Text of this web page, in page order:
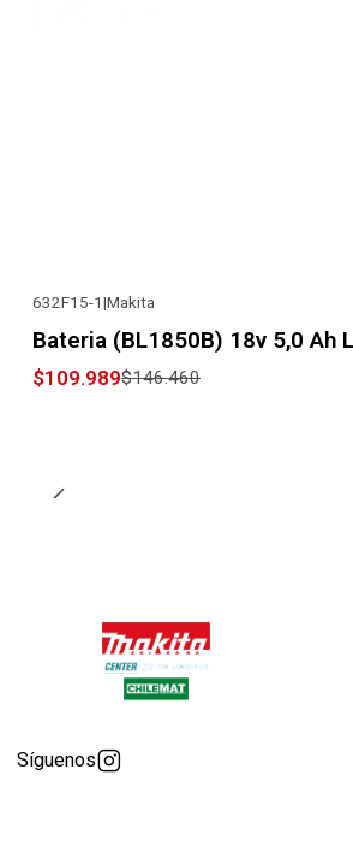
632F15-1|Makita
Bateria (BL1850B) 18v 5,0 Ah
$109.989$146.460
Síguenos